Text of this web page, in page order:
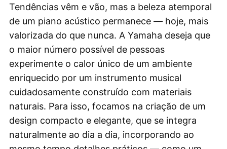
Tendências vêm e vão, mas a beleza atemporal
de um piano acústico permanece — hoje, mais
valorizada do que nunca. A Yamaha deseja que
o maior número possível de pessoas
experimente o calor único de um ambiente
enriquecido por um instrumento musical
cuidadosamente construído com materiais
naturais. Para isso, focamos na criação de um
design compacto e elegante, que se integra
naturalmente ao dia a dia, incorporando ao